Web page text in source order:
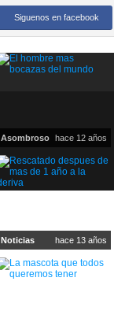
Siguenos en facebook
Asombroso hace 12 años
Noticias hace 13 años